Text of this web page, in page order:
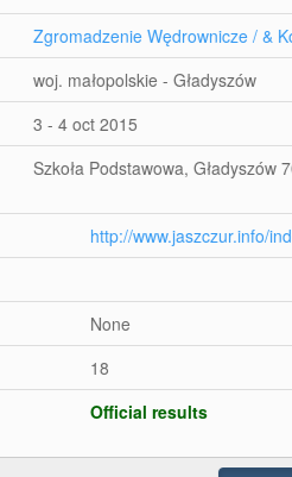
Zgromadzenie Wędrownicze / &
woj. małopolskie - Gładyszów
3 - 4 oct 2015
Szkoła Podstawowa, Gładyszów
http://www.jaszczur.info/
None
18
Official results